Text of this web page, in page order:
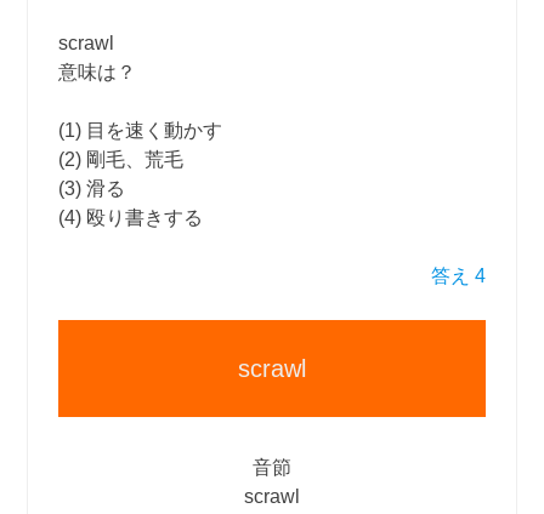
scrawl
意味は？
(1) 目を速く動かす
(2) 剛毛、荒毛
(3) 滑る
(4) 殴り書きする
答え 4
scrawl
音節
scrawl